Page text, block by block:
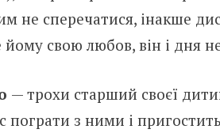
не сперечатися, інакше
йому свою любов, він і дня
— трохи старший своєї
пограти з ними і